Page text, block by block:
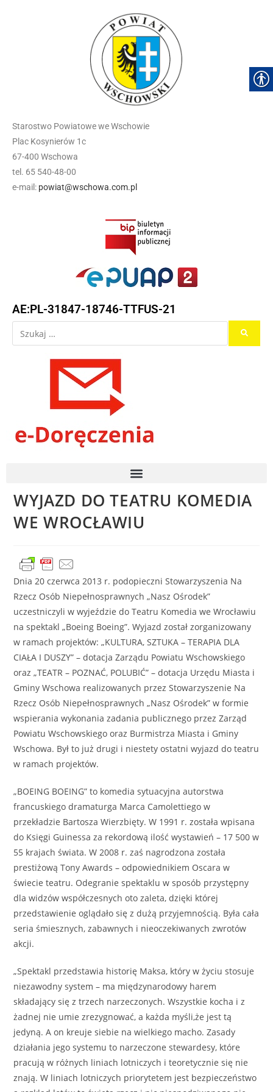
Starostwo Powiatowe we Wschowie
Plac Kosynierów 1c
67-400 Wschowa
tel. 65 540-48-00
e-mail: powiat@wschowa.com.pl
AE:PL-31847-18746-TTFUS-21
WYJAZD DO TEATRU KOMEDIA
WE WROCŁAWIU
Dnia 20 czerwca 2013 r. podopieczni Stowarzyszenia Na
Rzecz Osób Niepełnosprawnych „Nasz Ośrodek”
uczestniczyli w wyjeździe do Teatru Komedia we Wrocławiu
na spektakl „Boeing Boeing”. Wyjazd został zorganizowany
w ramach projektów: „KULTURA, SZTUKA – TERAPIA DLA
CIAŁA I DUSZY” – dotacja Zarządu Powiatu Wschowskiego
oraz „TEATR – POZNAĆ, POLUBIĆ” – dotacja Urzędu Miasta i
Gminy Wschowa realizowanych przez Stowarzyszenie Na
Rzecz Osób Niepełnosprawnych „Nasz Ośrodek” w formie
wspierania wykonania zadania publicznego przez Zarząd
Powiatu Wschowskiego oraz Burmistrza Miasta i Gminy
Wschowa. Był to już drugi i niestety ostatni wyjazd do teatru
w ramach projektów.
„BOEING BOEING” to komedia sytuacyjna autorstwa
francuskiego dramaturga Marca Camolettiego w
przekładzie Bartosza Wierzbięty. W 1991 r. została wpisana
do Księgi Guinessa za rekordową ilość wystawień – 17 500 w
55 krajach świata. W 2008 r. zaś nagrodzona została
prestiżową Tony Awards – odpowiednikiem Oscara w
świecie teatru. Odegranie spektaklu w sposób przystępny
dla widzów współczesnych oto zaleta, dzięki której
przedstawienie oglądało się z dużą przyjemnością. Była cała
seria śmiesznych, zabawnych i nieoczekiwanych zwrotów
akcji.
„Spektakl przedstawia historię Maksa, który w życiu stosuje
niezawodny system – ma międzynarodowy harem
składający się z trzech narzeczonych. Wszystkie kocha i z
żadnej nie umie zrezygnować, a każda myśli,że jest tą
jedyną. A on kreuje siebie na wielkiego macho. Zasady
działania jego systemu to narzeczone stewardesy, które
pracują w różnych liniach lotniczych i teoretycznie się nie
znają. W liniach lotniczych priorytetem jest bezpieczeństwo